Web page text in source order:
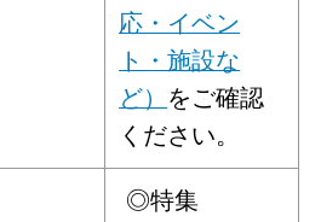
応・イベン
ト・施設な
ど） をご確認
ください。
◎特集